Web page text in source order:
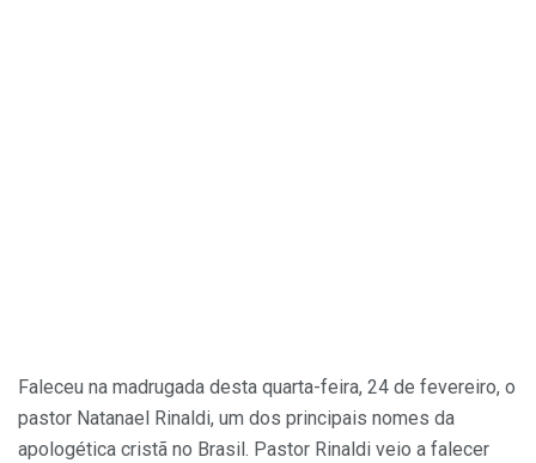
Faleceu na madrugada desta quarta-feira, 24 de fevereiro, o
pastor Natanael Rinaldi, um dos principais nomes da
apologética cristã no Brasil. Pastor Rinaldi veio a falecer